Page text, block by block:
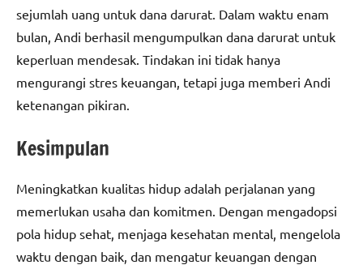
sejumlah uang untuk dana darurat. Dalam waktu enam
bulan, Andi berhasil mengumpulkan dana darurat untuk
keperluan mendesak. Tindakan ini tidak hanya
mengurangi stres keuangan, tetapi juga memberi Andi
ketenangan pikiran.
Kesimpulan
Meningkatkan kualitas hidup adalah perjalanan yang
memerlukan usaha dan komitmen. Dengan mengadopsi
pola hidup sehat, menjaga kesehatan mental, mengelola
waktu dengan baik, dan mengatur keuangan dengan